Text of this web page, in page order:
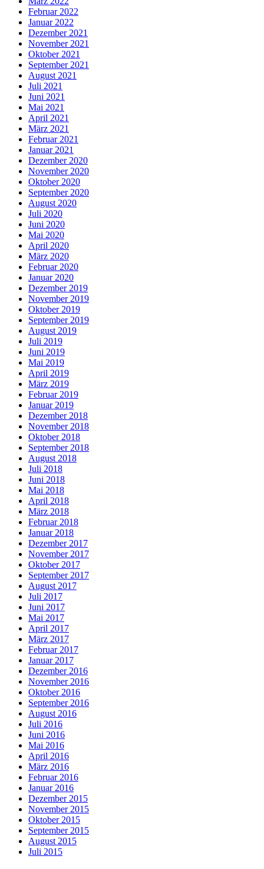
Februar 2022
Januar 2022
Dezember 2021
November 2021
Oktober 2021
September 2021
August 2021
Juli 2021
Juni 2021
Mai 2021
April 2021
März 2021
Februar 2021
Januar 2021
Dezember 2020
November 2020
Oktober 2020
September 2020
August 2020
Juli 2020
Juni 2020
Mai 2020
April 2020
März 2020
Februar 2020
Januar 2020
Dezember 2019
November 2019
Oktober 2019
September 2019
August 2019
Juli 2019
Juni 2019
Mai 2019
April 2019
März 2019
Februar 2019
Januar 2019
Dezember 2018
November 2018
Oktober 2018
September 2018
August 2018
Juli 2018
Juni 2018
Mai 2018
April 2018
März 2018
Februar 2018
Januar 2018
Dezember 2017
November 2017
Oktober 2017
September 2017
August 2017
Juli 2017
Juni 2017
Mai 2017
April 2017
März 2017
Februar 2017
Januar 2017
Dezember 2016
November 2016
Oktober 2016
September 2016
August 2016
Juli 2016
Juni 2016
Mai 2016
April 2016
März 2016
Februar 2016
Januar 2016
Dezember 2015
November 2015
Oktober 2015
September 2015
August 2015
Juli 2015